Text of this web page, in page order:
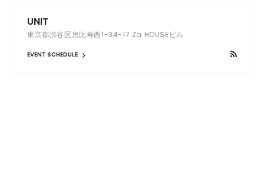
UNIT
東京都渋谷区恵比寿西1-34-17 Za HOUSEビル
EVENT SCHEDULE